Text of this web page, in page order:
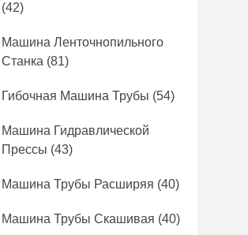
(42)
Машина Ленточнопильного
Станка (81)
Гибочная Машина Трубы (54)
Машина Гидравлической
Прессы (43)
Машина Трубы Расширяя (40)
Машина Трубы Скашивая (40)